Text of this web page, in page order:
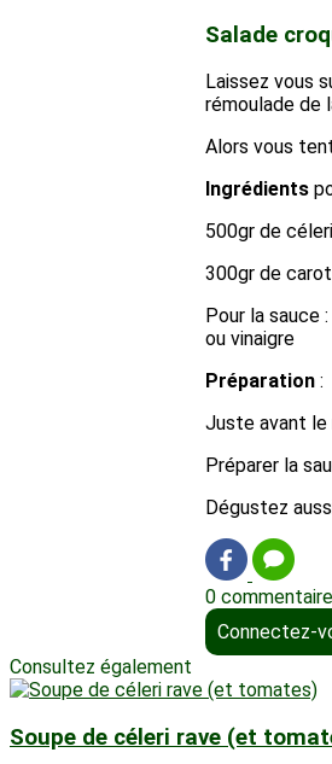
Salade
Laissez vous
rémoulade de
Alors vous
Ingrédients
500gr de
300gr de
Pour la sauce
ou vinaigre
Préparation :
Juste avant le
Préparer la
Dégustez
0
Connectez-
Consultez également
Soupe de céleri rave (et